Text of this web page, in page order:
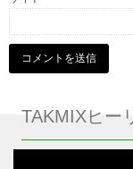
TAKMIXヒー